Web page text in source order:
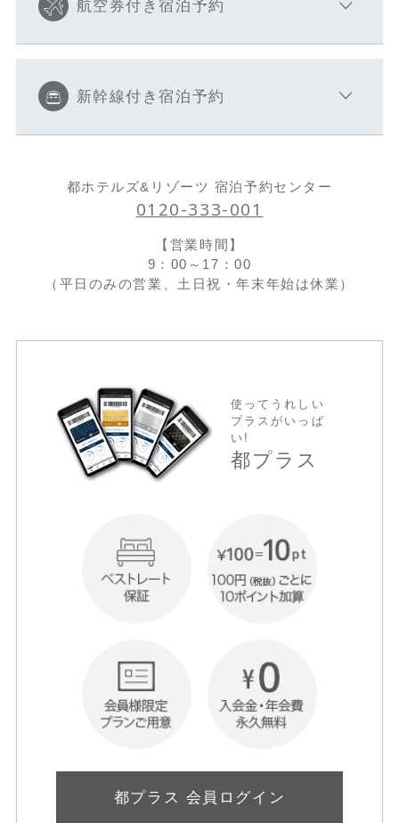
航空券付き宿泊予約
新幹線付き宿泊予約
都ホテルズ&リゾーツ 宿泊予約センター
0120-333-001
【営業時間】
9：00～17：00
（平日のみの営業、土日祝・年末年始は休業）
使ってうれしい
プラスがいっぱ
い!
都プラス
都プラス 会員ログイン